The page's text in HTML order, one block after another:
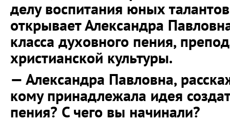
делу воспитания юных
открывает Александра
класса духовного пения,
христианской культуры.
— Александра Павловна,
кому принадлежала идея
пения? С чего вы начинали?